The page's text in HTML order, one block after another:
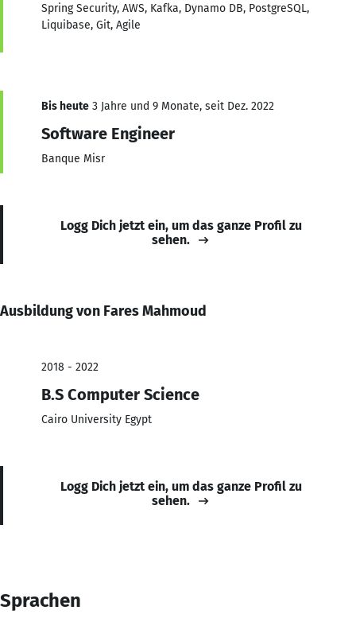
Spring Security, AWS, Kafka, Dynamo DB, PostgreSQL,
Liquibase, Git, Agile
Bis heute 3 Jahre und 9 Monate, seit Dez. 2022
Software Engineer
Banque Misr
Logg Dich jetzt ein, um das ganze Profil zu
sehen.
Ausbildung von Fares Mahmoud
2018 - 2022
B.S Computer Science
Cairo University Egypt
Logg Dich jetzt ein, um das ganze Profil zu
sehen.
Sprachen